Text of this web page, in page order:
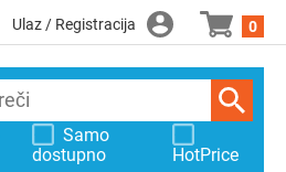
Ulaz / Registracija 0
Samo
dostupno
HotPrice